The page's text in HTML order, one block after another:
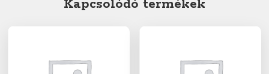
Kapcsolódó termékek